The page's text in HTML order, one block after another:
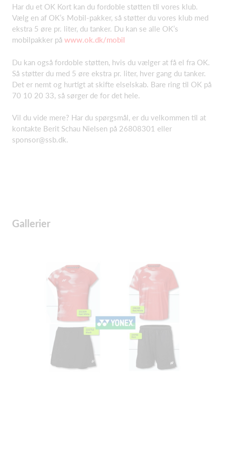
Har du et OK Kort kan du fordoble støtten til vores klub.
Vælg en af OK’s Mobil-pakker, så støtter du vores klub med
ekstra 5 øre pr. liter, du tanker. Du kan se alle OK’s
mobilpakker på www.ok.dk/mobil
Du kan også fordoble støtten, hvis du vælger at få el fra OK.
Så støtter du med 5 øre ekstra pr. liter, hver gang du tanker.
Det er nemt og hurtigt at skifte elselskab. Bare ring til OK på
70 10 20 33, så sørger de for det hele.
Vil du vide mere? Har du spørgsmål, er du velkommen til at
kontakte Berit Schau Nielsen på 26808301 eller
sponsor@ssb.dk.
Gallerier